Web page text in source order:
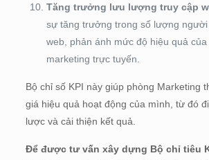
Tăng trưởng lưu lượng truy cập
sự tăng trưởng trong số lượng người
web, phản ánh mức độ hiệu quả
marketing trực tuyến.
Bộ chỉ số KPI này giúp phòng Marketing
giá hiệu quả hoạt động của mình, từ đó
lược và cải thiện kết quả.
Để được tư vấn xây dựng Bộ chỉ tiêu